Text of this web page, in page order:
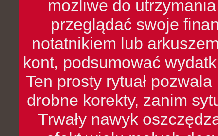
możliwe do
przeglądać swoje
notatnikiem lub
kont, podsumować
Ten prosty rytuał
drobne korekty, zanim
Trwały nawyk